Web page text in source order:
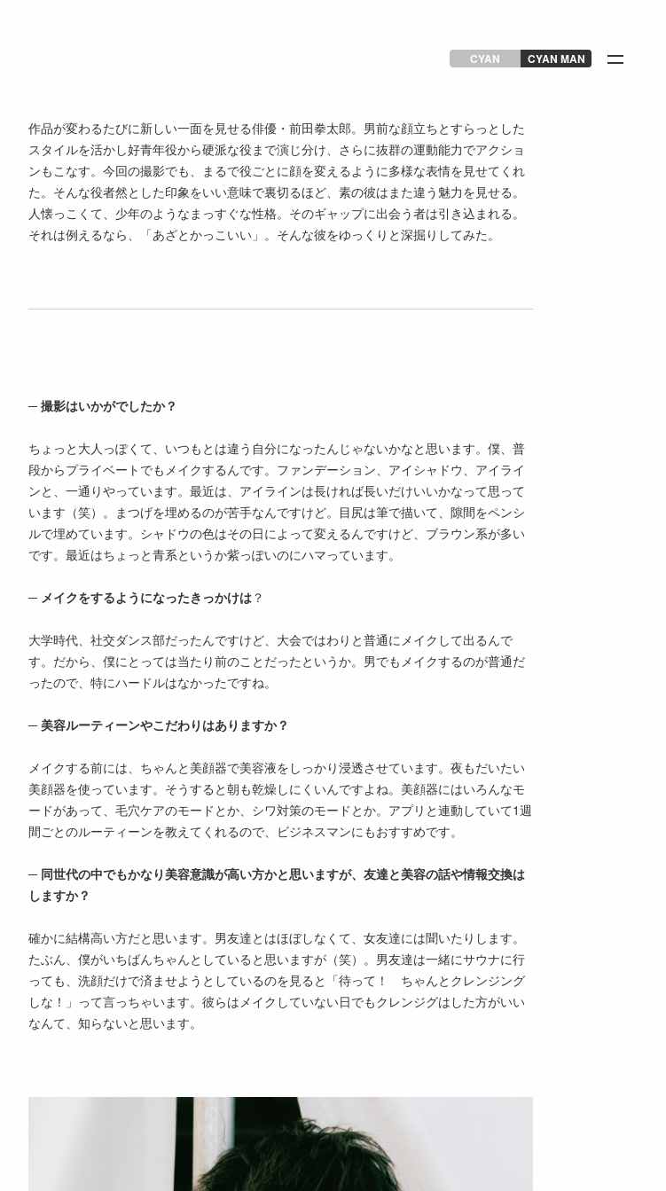
CYAN CYAN MAN
作品が変わるたびに新しい一面を見せる俳優・前田拳太郎。男前な顔立ちとすらっとした
スタイルを活かし好青年役から硬派な役まで演じ分け、さらに抜群の運動能力でアクショ
ンもこなす。今回の撮影でも、まるで役ごとに顔を変えるように多様な表情を見せてくれ
た。そんな役者然とした印象をいい意味で裏切るほど、素の彼はまた違う魅力を見せる。
人懐っこくて、少年のようなまっすぐな性格。そのギャップに出会う者は引き込まれる。
それは例えるなら、「あざとかっこいい」。そんな彼をゆっくりと深掘りしてみた。
─ 撮影はいかがでしたか？
ちょっと大人っぽくて、いつもとは違う自分になったんじゃないかなと思います。僕、普
段からプライベートでもメイクするんです。ファンデーション、アイシャドウ、アイライ
ンと、一通りやっています。最近は、アイラインは長ければ長いだけいいかなって思って
います（笑）。まつげを埋めるのが苦手なんですけど。目尻は筆で描いて、隙間をペンシ
ルで埋めています。シャドウの色はその日によって変えるんですけど、ブラウン系が多い
です。最近はちょっと青系というか紫っぽいのにハマっています。
─ メイクをするようになったきっかけは ？
大学時代、社交ダンス部だったんですけど、大会ではわりと普通にメイクして出るんで
す。だから、僕にとっては当たり前のことだったというか。男でもメイクするのが普通だ
ったので、特にハードルはなかったですね。
─ 美容ルーティーンやこだわりはありますか？
メイクする前には、ちゃんと美顔器で美容液をしっかり浸透させています。夜もだいたい
美顔器を使っています。そうすると朝も乾燥しにくいんですよね。美顔器にはいろんなモ
ードがあって、毛穴ケアのモードとか、シワ対策のモードとか。アプリと連動していて1週
間ごとのルーティーンを教えてくれるので、ビジネスマンにもおすすめです。
─ 同世代の中でもかなり美容意識が高い方かと思いますが、友達と美容の話や情報交換は
しますか？
確かに結構高い方だと思います。男友達とはほぼしなくて、女友達には聞いたりします。
たぶん、僕がいちばんちゃんとしていると思いますが（笑）。男友達は一緒にサウナに行
っても、洗顔だけで済ませようとしているのを見ると「待って！ ちゃんとクレンジング
しな！」って言っちゃいます。彼らはメイクしていない日でもクレンジグはした方がいい
なんて、知らないと思います。